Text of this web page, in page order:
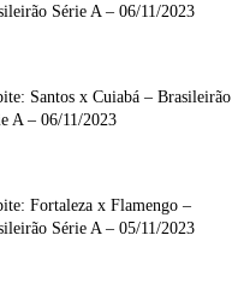
Série A – 06/11/2023
Santos x Cuiabá – Brasileirão
A – 06/11/2023
Fortaleza x Flamengo –
Série A – 05/11/2023